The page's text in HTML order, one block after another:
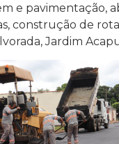
e pavimentação,
construção de
Jardim